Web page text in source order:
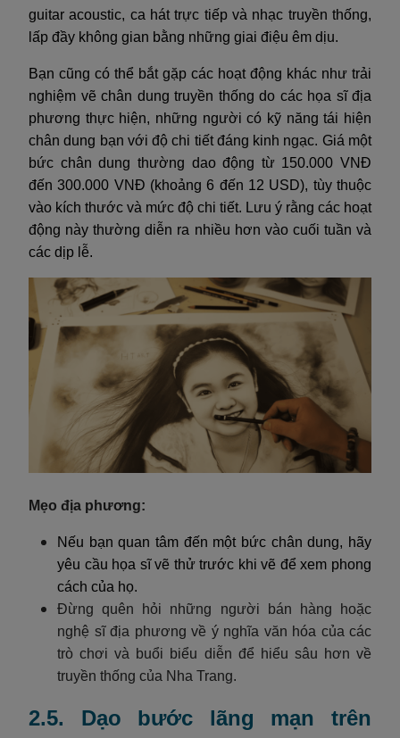
guitar acoustic, ca hát trực tiếp và nhạc truyền thống,
lấp đầy không gian bằng những giai điệu êm dịu.
Bạn cũng có thể bắt gặp các hoạt động khác như trải
nghiệm vẽ chân dung truyền thống do các họa sĩ địa
phương thực hiện, những người có kỹ năng tái hiện
chân dung bạn với độ chi tiết đáng kinh ngạc. Giá một
bức chân dung thường dao động từ 150.000 VNĐ
đến 300.000 VNĐ (khoảng 6 đến 12 USD), tùy thuộc
vào kích thước và mức độ chi tiết. Lưu ý rằng các hoạt
động này thường diễn ra nhiều hơn vào cuối tuần và
các dịp lễ.
Mẹo địa phương:
Nếu bạn quan tâm đến một bức chân dung, hãy
yêu cầu họa sĩ vẽ thử trước khi vẽ để xem phong
cách của họ.
Đừng quên hỏi những người bán hàng hoặc
nghệ sĩ địa phương về ý nghĩa văn hóa của các
trò chơi và buổi biểu diễn để hiểu sâu hơn về
truyền thống của Nha Trang.
2.5. Dạo bước lãng mạn trên